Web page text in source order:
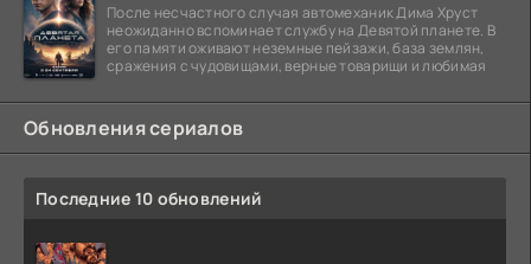
После несчастного случая автомеханик Дима Хруст
неожиданно вспоминает службу на Девятой планете. В
его памяти оживают неземные пейзажи, база землян,
сражения с чудовищами, верные товарищи и любимая
Обновления сериалов
Последние 10 обновлений